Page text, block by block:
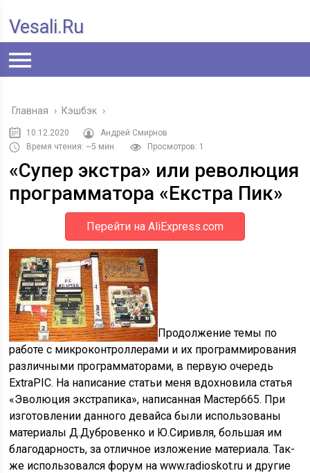
Vesali.ru
Главная › Кэшбэк ›
10.12.2020
Андрей Смирнов
Время чтения: ~5 мин.
Просмотров: 1
«Супер экстра» или революция
программатора «Екстра Пик»
Перейти на AliExpress.com
Продолжение темы по
работе с микроконтроллерами и их программирования
различными программаторами, в первую очередь
ExtraPIC. На написание статьи меня вдохновила статья
«Эволюция экстрапика», написанная Мастер665. При
изготовлении данного девайса были использованы
материалы Д.Дубровенко и Ю.Сиривля, большая им
благодарность, за отличное изложение материала. Так-
же использовался форум на www.radioskot.ru и другие